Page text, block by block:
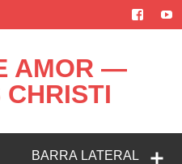
AMOR —
CHRISTI
BARRA LATERAL